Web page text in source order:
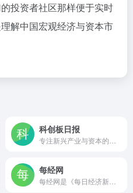
投资者社区那样便于实时
解中国宏观经济与资本市
科创板日报
每经网